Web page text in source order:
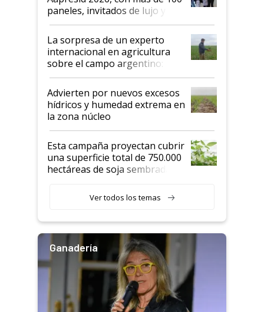
años"
paneles, invitados de lujo y
todas las tendencias
La sorpresa de un experto
internacional en agricultura
sobre el campo argentino:
"Estoy muy impresionado"
Advierten por nuevos excesos
hídricos y humedad extrema en
la zona núcleo
Esta campaña proyectan cubrir
una superficie total de 750.000
hectáreas de soja sembradas
variedades que marcan un
salto tecnológico en genética y
Ver todos los temas
Ganadería